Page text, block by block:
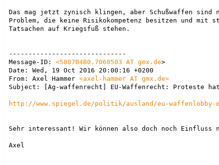
Das mag jetzt zynisch klingen, aber Schußwaffen
Problem, die keine Risikokompetenz besitzen und mit
Tatsachen auf Kriegsfuß stehen.
------------------------------
Message-ID: <5807B4B0.7060503 AT gmx.de>
Date: Wed, 19 Oct 2016 20:00:16 +0200
From: Axel Hammer <axel-hammer AT gmx.de>
Subject: [Ag-waffenrecht] EU-Waffenrecht: Proteste
http://www.spiegel.de/politik/ausland/eu-waffenlobby-
Sehr interessant! Wir können also doch noch Einfluss
Axel